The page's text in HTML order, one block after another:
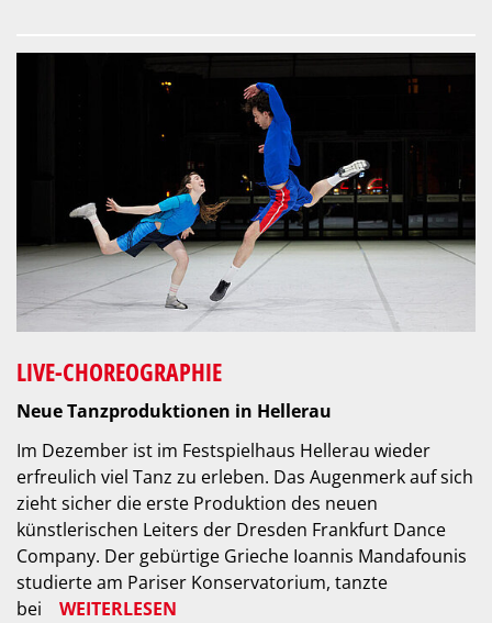
LIVE-CHOREOGRAPHIE
Neue Tanzproduktionen in Hellerau
Im Dezember ist im Festspielhaus Hellerau wieder
erfreulich viel Tanz zu erleben. Das Augenmerk auf sich
zieht sicher die erste Produktion des neuen
künstlerischen Leiters der Dresden Frankfurt Dance
Company. Der gebürtige Grieche Ioannis Mandafounis
studierte am Pariser Konservatorium, tanzte
bei
WEITERLESEN